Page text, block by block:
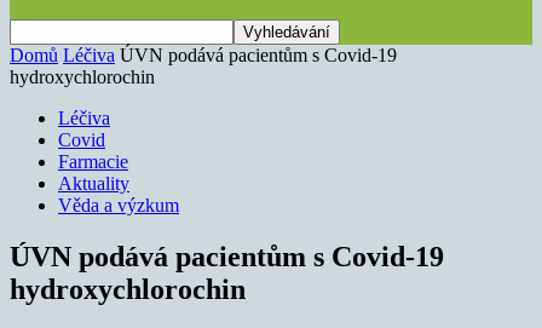
Domů Léčiva ÚVN podává pacientům s Covid-19
hydroxychlorochin
Léčiva
Covid
Farmacie
Aktuality
Věda a výzkum
ÚVN podává pacientům s Covid-19
hydroxychlorochin